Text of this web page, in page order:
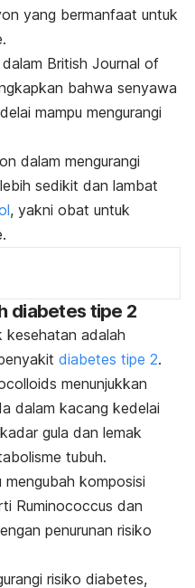
yang bermanfaat untuk
British Journal of
bahwa senyawa
mampu mengurangi
dalam mengurangi
sedikit dan lambat
, yakni obat untuk
diabetes tipe 2
kesehatan adalah
diabetes tipe 2.
menunjukkan
dalam kacang kedelai
gula dan lemak
tubuh.
mengubah komposisi
Ruminococcus dan
penurunan risiko
risiko diabetes,